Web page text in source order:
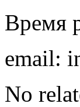
Время
email:
No